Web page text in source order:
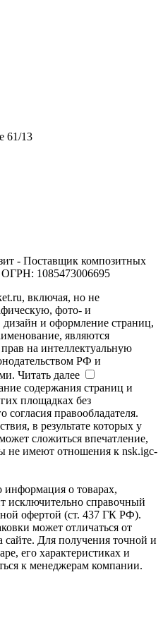
61/13
- Поставщик композитных
1085473006695
включая, но не
фото- и
и оформление страниц,
являются
на интеллектуальную
РФ и
Читать далее
содержания страниц и
площадках без
согласия правообладателя.
в результате которых у
сложиться впечатление,
не имеют отношения к nsk.igc-
о товарах,
исключительно справочный
офертой (ст. 437 ГК РФ).
может отличаться от
Для получения точной и
его характеристиках и
к менеджерам компании.